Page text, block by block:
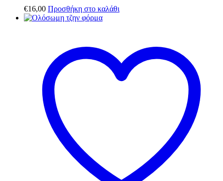
€16,00 Προσθήκη στο καλάθι